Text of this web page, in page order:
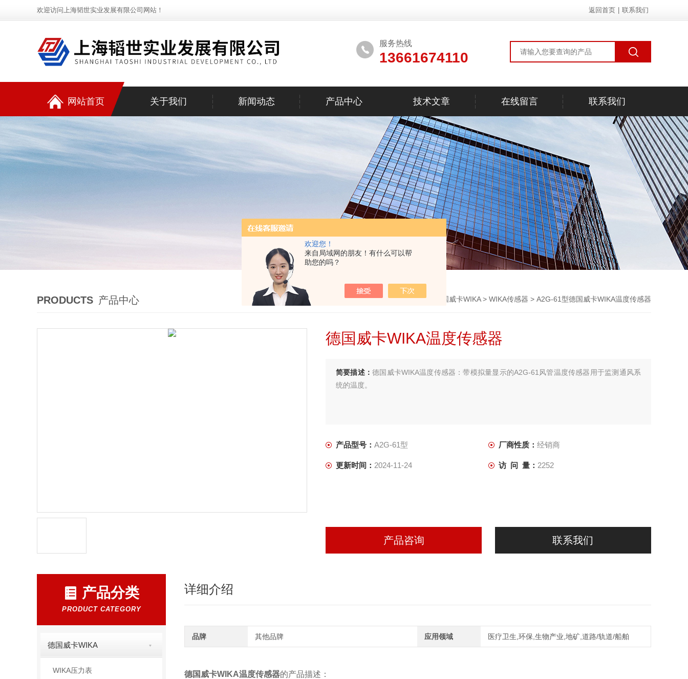
欢迎您！
来自局域网的朋友！有什么可以帮
助您的吗？
欢迎访问上海韬世实业发展有限公司网站！ 返回首页 联系我们
服务热线
13661674110
网站首页 关于我们 新闻动态 产品中心 技术文章 在线留言 联系我们
PRODUCTS 产品中心 首页>产品中心 德国威卡WIKA> WIKA传感器 > A2G-61型德国威卡WIKA温度传感器
德国威卡WIKA温度传感器
简要描述：德国威卡WIKA温度传感器：带模拟量显示的A2G-61风管温度传感器用于监测通风系
统的温度。
产品型号： A2G-61型 厂商性质： 经销商
更新时间： 2024-11-24 访 问 量： 2252
产品咨询 联系我们
产品分类
PRODUCT CATEGORY
德国威卡WIKA
WIKA压力表
详细介绍
品牌 其他品牌 应用领域 医疗卫生,环保,生物产业,地矿,道路/轨道/船舶
德国威卡WIKA温度传感器的产品描述：